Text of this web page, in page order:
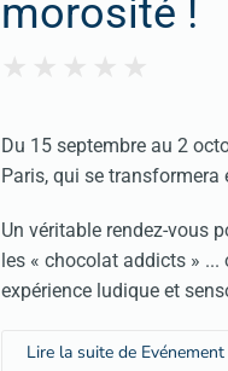
morosité !
Du 15 septembre au 2
Paris, qui se transformera
Un véritable rendez-vous
les « chocolat addicts »
expérience ludique et
Lire la suite de